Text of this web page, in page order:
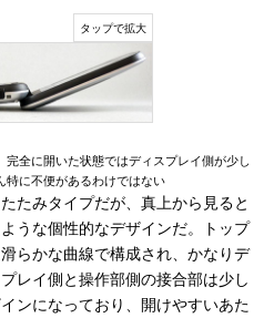
全に開いた状態ではディスプレイ側が少し
特に不便があるわけではない
たみタイプだが、真上から見ると
うな個性的なデザインだ。トップ
らかな曲線で構成され、かなりデ
レイ側と操作部側の接合部は少し
ンになっており、開けやすいあた